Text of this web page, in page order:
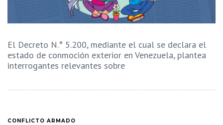
El Decreto N.° 5.200, mediante el cual se declara el
estado de conmoción exterior en Venezuela, plantea
interrogantes relevantes sobre
CONFLICTO ARMADO